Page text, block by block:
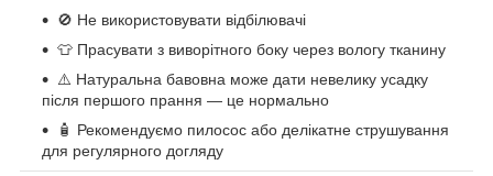
🚫 Не використовувати відбілювачі
👕 Прасувати з виворітного боку через вологу тканину
⚠️ Натуральна бавовна може дати невелику усадку
після першого прання — це нормально
🧴 Рекомендуємо пилосос або делікатне струшування
для регулярного догляду